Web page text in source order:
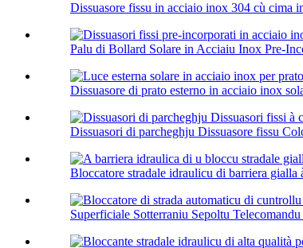
Dissuasore fissu in acciaio inox 304 cù cima
Palu di Bollard Solare in Acciaiu Inox Pre-
Dissuasore di prato esterno in acciaio inox
Dissuasori di parcheghju Dissuasore fissu
Bloccatore stradale idraulicu di barriera gialla
Superficiale Sotterraniu Sepoltu